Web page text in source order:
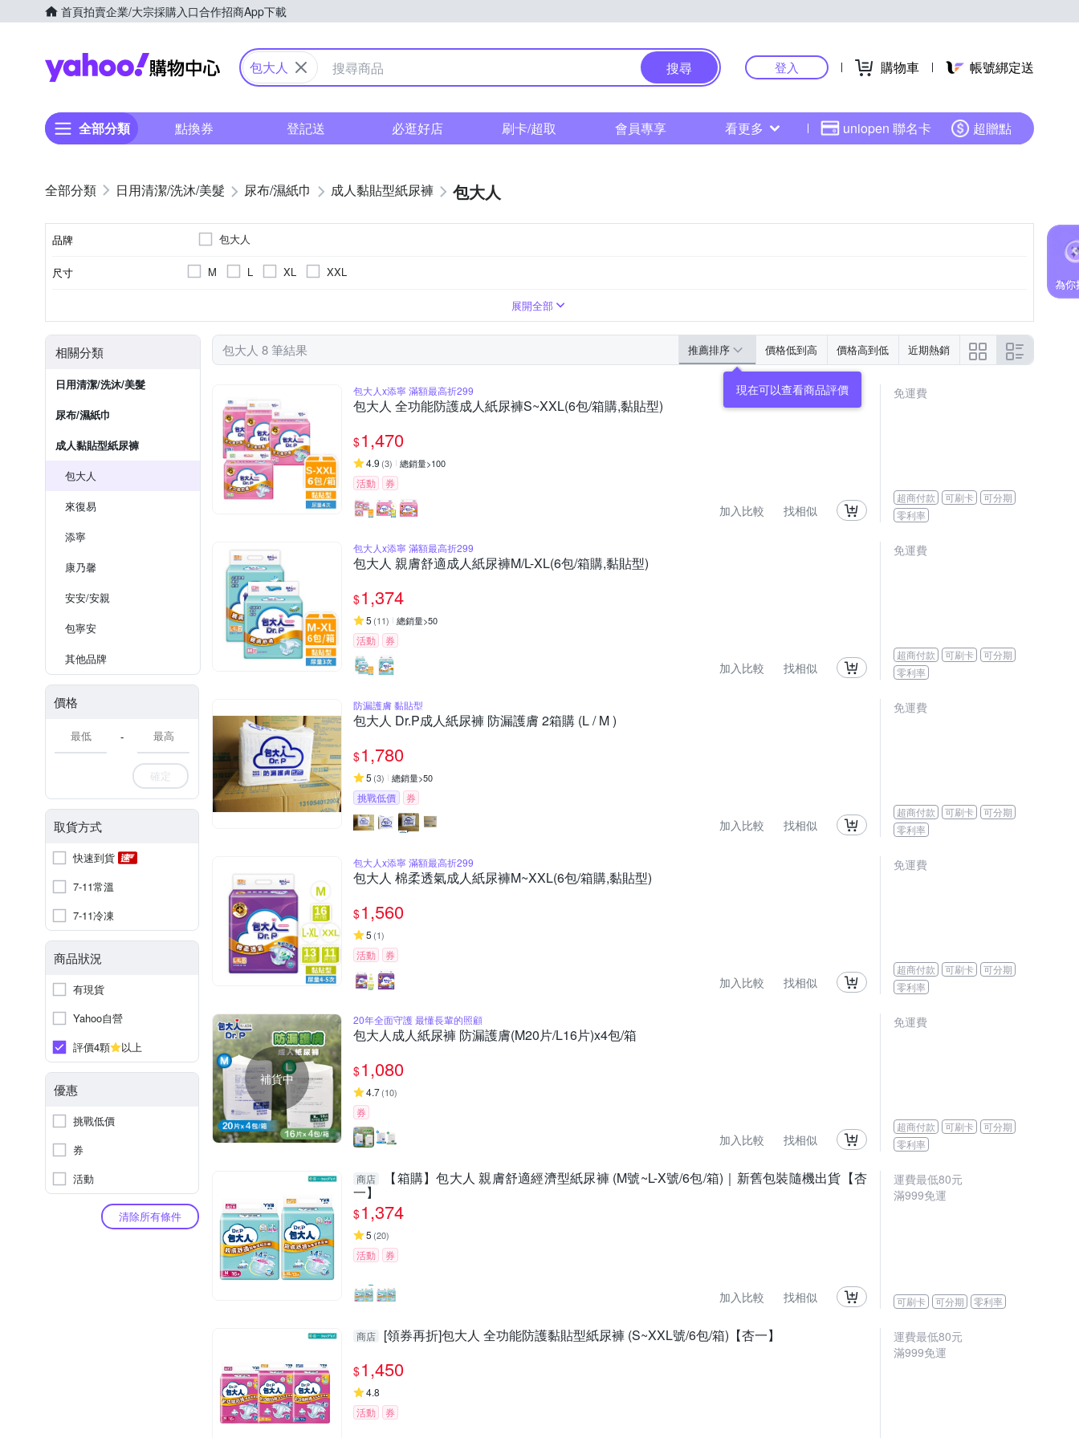
首頁拍賣企業/大宗採購入口合作招商App下載
Yahoo購物中心
包大人 搜尋 登入 購物車 帳號綁定送
全部分類 點換券 登記送 必逛好店 刷卡/超取 會員專享 看更多 uniopen 聯名卡 超贈點
日用清潔/洗沐/美髮 尿布/濕紙巾 成人黏貼型紙尿褲 包大人
品牌 包大人
尺寸 M L XL XXL
展開全部
相關分類
日用清潔/洗沐/美髮
尿布/濕紙巾
成人黏貼型紙尿褲
包大人
來復易
添寧
康乃馨
安安/安親
包寧安
其他品牌
價格
-
確定
取貨方式
快速到貨
7-11常溫
7-11冷凍
商品狀況
有現貨
Yahoo自營
評價4顆
以上
優惠
挑戰低價
券
活動
清除所有條件
包大人 8 筆結果 推薦排序 價格低到高 價格高到低 近期熱銷
包大人x添寧 滿額最高折299
包大人 全功能防護成人紙尿褲S~XXL(6包/箱購,黏貼型)
$1,470
4.9 (3) 總銷量>100
活動 券
加入比較 找相似
免運費
超商付款 可刷卡
可分期
零利率
包大人x添寧 滿額最高折299
包大人 親膚舒適成人紙尿褲M/L-XL(6包/箱購,黏貼型)
$1,374
5 (11) 總銷量>50
活動 券
加入比較 找相似
免運費
超商付款 可刷卡
可分期
零利率
防漏護膚 黏貼型
包大人 Dr.P成人紙尿褲 防漏護膚 2箱購 (L / M )
$1,780
5 (3) 總銷量>50
挑戰低價 券
加入比較 找相似
免運費
超商付款 可刷卡
可分期
零利率
包大人x添寧 滿額最高折299
包大人 棉柔透氣成人紙尿褲M~XXL(6包/箱購,黏貼型)
$1,560
5 (1)
活動 券
加入比較 找相似
免運費
超商付款 可刷卡
可分期
零利率
補貨中
20年全面守護 最懂長輩的照顧
包大人成人紙尿褲 防漏護膚(M20片/L16片)x4包/箱
$1,080
4.7(10)
券
加入比較 找相似
免運費
超商付款 可刷卡
可分期
零利率
商店 【箱購】包大人 親膚舒適經濟型紙尿褲 (M號~L-X號/6包/箱)｜新舊包裝隨機出貨【杏
一】
$1,374
5 (20)
活動 券
加入比較 找相似
運費最低80元
滿999免運
可刷卡 可分期 零利率
商店 [領券再折]包大人 全功能防護黏貼型紙尿褲 (S~XXL號/6包/箱)【杏一】
$1,450
4.8
活動
券
運費最低80元
滿999免運